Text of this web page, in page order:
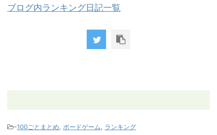
ブログ内ランキング日記一覧
-100ごとまとめ, ボードゲーム, ランキング